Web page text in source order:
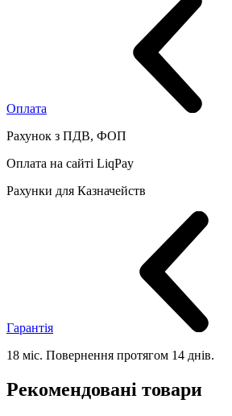
Оплата
Рахунок з ПДВ, ФОП
Оплата на сайті LiqPay
Рахунки для Казначейств
Гарантія
18 міс. Повернення протягом 14 днів.
Рекомендовані товари